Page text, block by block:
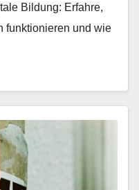
Bildung: Erfahre,
funktionieren und wie